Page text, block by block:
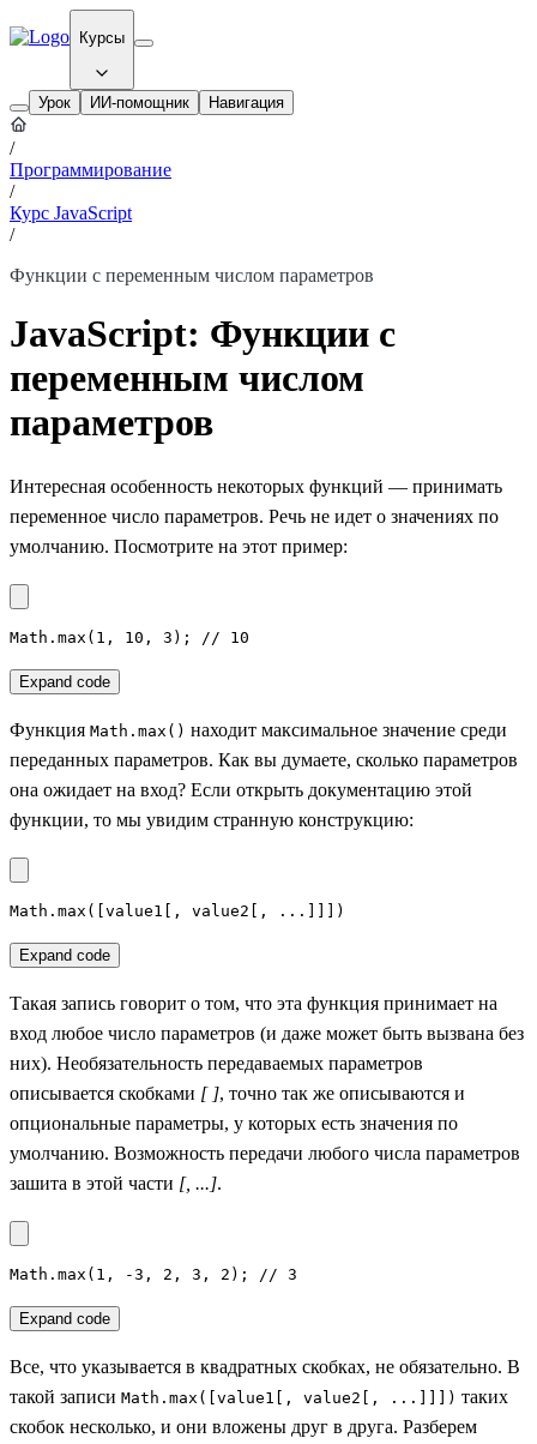
Курсы
Урок ИИ-помощник Навигация
/
Программирование
/
Курс JavaScript
/
Функции с переменным числом параметров
JavaScript: Функции с
переменным числом
параметров
Интересная особенность некоторых функций — принимать
переменное число параметров. Речь не идет о значениях по
умолчанию. Посмотрите на этот пример:
Math.max(1, 10, 3); // 10
Expand code
Функция Math.max() находит максимальное значение среди
переданных параметров. Как вы думаете, сколько параметров
она ожидает на вход? Если открыть документацию этой
функции, то мы увидим странную конструкцию:
Math.max([value1[, value2[, ...]]])
Expand code
Такая запись говорит о том, что эта функция принимает на
вход любое число параметров (и даже может быть вызвана без
них). Необязательность передаваемых параметров
описывается скобками [ ], точно так же описываются и
опциональные параметры, у которых есть значения по
умолчанию. Возможность передачи любого числа параметров
зашита в этой части [, ...].
Math.max(1, -3, 2, 3, 2); // 3
Expand code
Все, что указывается в квадратных скобках, не обязательно. В
такой записи Math.max([value1[, value2[, ...]]]) таких
скобок несколько, и они вложены друг в друга. Разберем